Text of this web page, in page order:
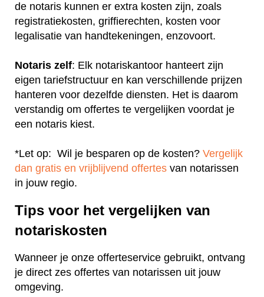
de notaris kunnen er extra kosten zijn, zoals
registratiekosten, griffierechten, kosten voor
legalisatie van handtekeningen, enzovoort.
Notaris zelf: Elk notariskantoor hanteert zijn
eigen tariefstructuur en kan verschillende prijzen
hanteren voor dezelfde diensten. Het is daarom
verstandig om offertes te vergelijken voordat je
een notaris kiest.
*Let op: Wil je besparen op de kosten? Vergelijk
dan gratis en vrijblijvend offertes van notarissen
in jouw regio.
Tips voor het vergelijken van
notariskosten
Wanneer je onze offerteservice gebruikt, ontvang
je direct zes offertes van notarissen uit jouw
omgeving.